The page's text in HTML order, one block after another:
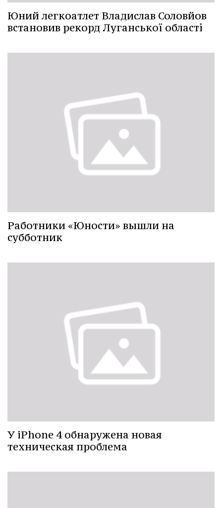
Юний легкоатлет Владислав Соловйов
встановив рекорд Луганської області
Работники «Юности» вышли на
субботник
У iPhone 4 обнаружена новая
техническая проблема